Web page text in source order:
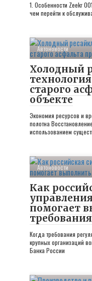
1. Особенности Zeekr
чем перейти к
Автоновости
Холодный
старого
объекте
Экономия ресурсов и
полотна
использованием
Автоновости
Как
помогает
Когда требования
крупных организаций
Банка России